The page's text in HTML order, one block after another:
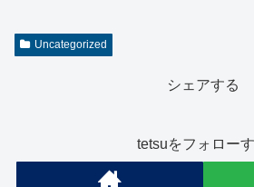
Uncategorized
シェアする
tetsuをフォロー